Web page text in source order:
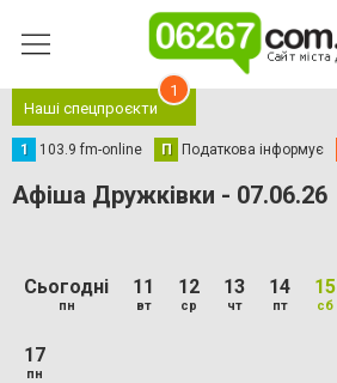
Наші спецпроєкти
1
1 103.9 fm-online П Податкова інформує
Афіша Дружківки - 07.06.26
Сьогодні
пн
11
вт
12
ср
13
чт
14
пт
15
сб
17
пн